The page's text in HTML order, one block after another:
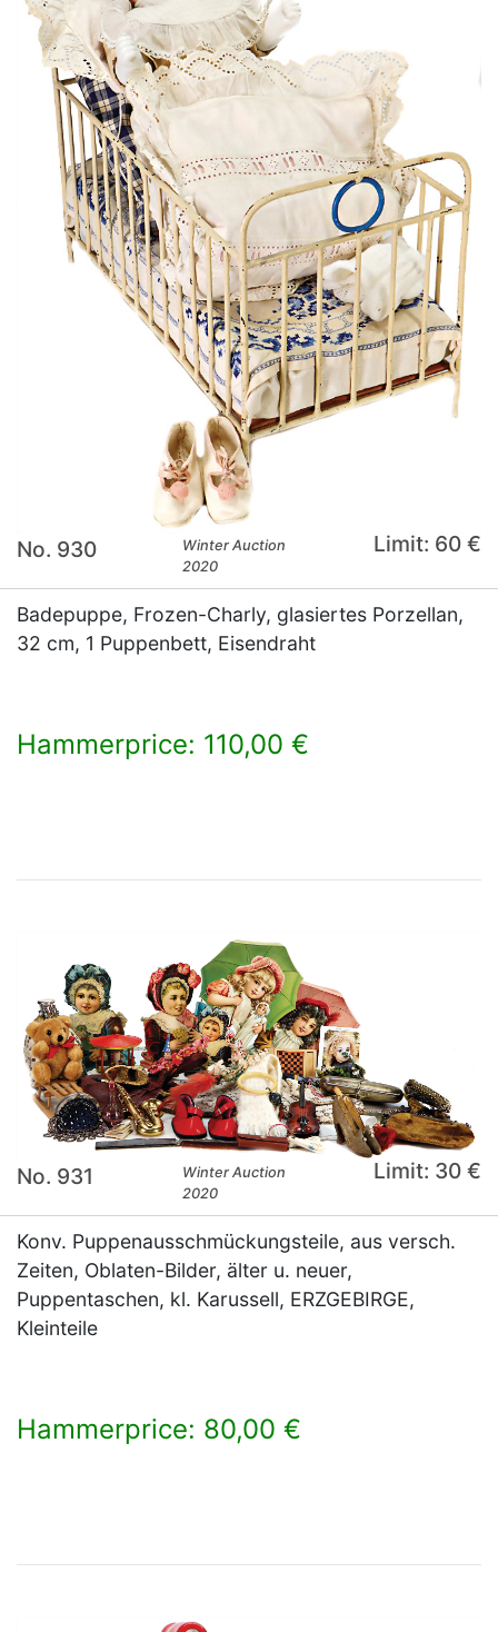
No. 930
Winter Auction
2020
Limit: 60 €
Badepuppe, Frozen-Charly, glasiertes Porzellan,
32 cm, 1 Puppenbett, Eisendraht
Hammerprice: 110,00 €
No. 931
Winter Auction
2020
Limit: 30 €
Konv. Puppenausschmückungsteile, aus versch.
Zeiten, Oblaten-Bilder, älter u. neuer,
Puppentaschen, kl. Karussell, ERZGEBIRGE,
Kleinteile
Hammerprice: 80,00 €